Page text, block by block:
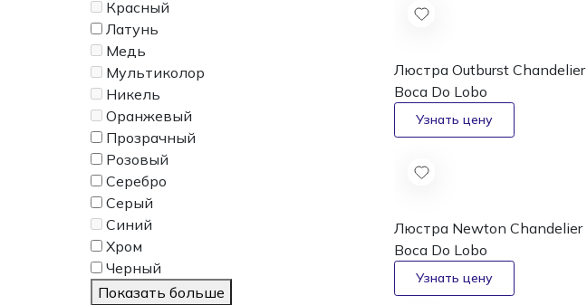
Красный
Латунь
Медь
Мультиколор
Никель
Оранжевый
Прозрачный
Розовый
Серебро
Серый
Синий
Хром
Черный
Показать больше
Люстра Outburst Chandelier
Boca Do Lobo
Люстра Newton Chandelier
Boca Do Lobo